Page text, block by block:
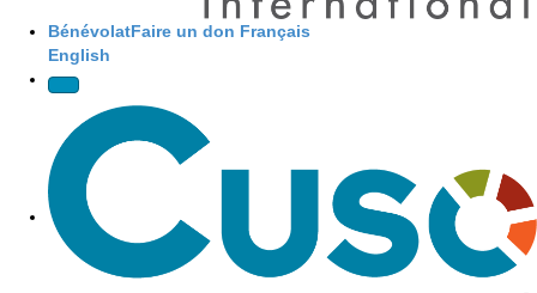
BénévolatFaire un don Français
English